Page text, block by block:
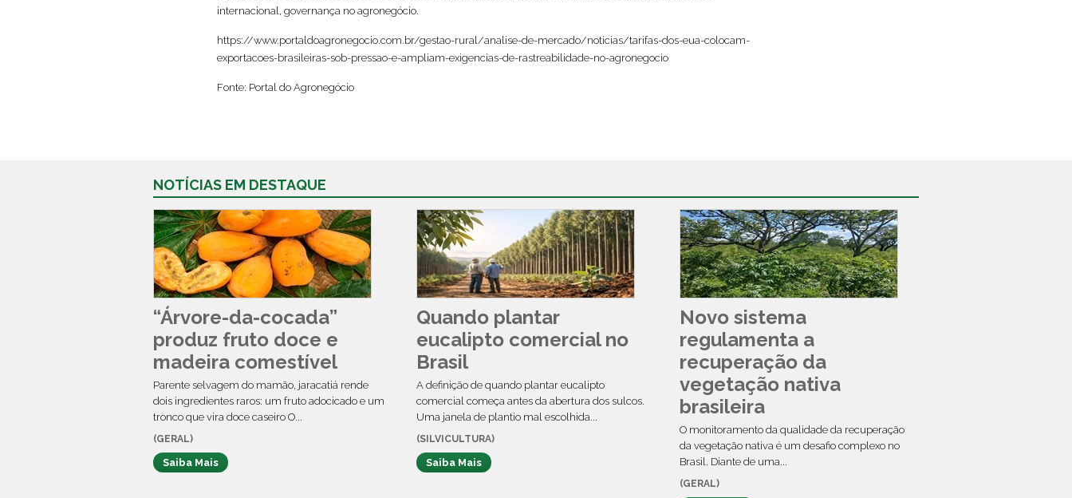
internacional, governança no agronegócio.
https://www.portaldoagronegocio.com.br/gestao-rural/analise-de-mercado/noticias/tarifas-dos-eua-colocam-
exportacoes-brasileiras-sob-pressao-e-ampliam-exigencias-de-rastreabilidade-no-agronegocio
Fonte: Portal do Agronegócio
NOTÍCIAS EM DESTAQUE
“Árvore-da-cocada”
produz fruto doce e
madeira comestível
Parente selvagem do mamão, jaracatiá rende
dois ingredientes raros: um fruto adocicado e um
tronco que vira doce caseiro O...
(GERAL)
Saiba Mais
Quando plantar
eucalipto comercial no
Brasil
A definição de quando plantar eucalipto
comercial começa antes da abertura dos sulcos.
Uma janela de plantio mal escolhida...
(SILVICULTURA)
Saiba Mais
Novo sistema
regulamenta a
recuperação da
vegetação nativa
brasileira
O monitoramento da qualidade da recuperação
da vegetação nativa é um desafio complexo no
Brasil. Diante de uma...
(GERAL)